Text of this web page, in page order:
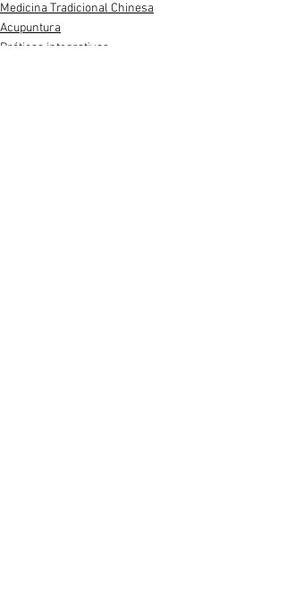
Medicina Tradicional Chinesa
Acupuntura
Práticas integrativas